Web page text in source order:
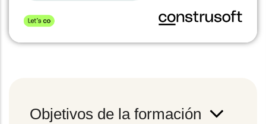
Objetivos de la formación